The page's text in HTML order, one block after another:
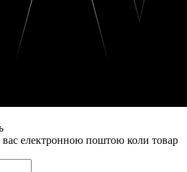
електронною поштою коли товар